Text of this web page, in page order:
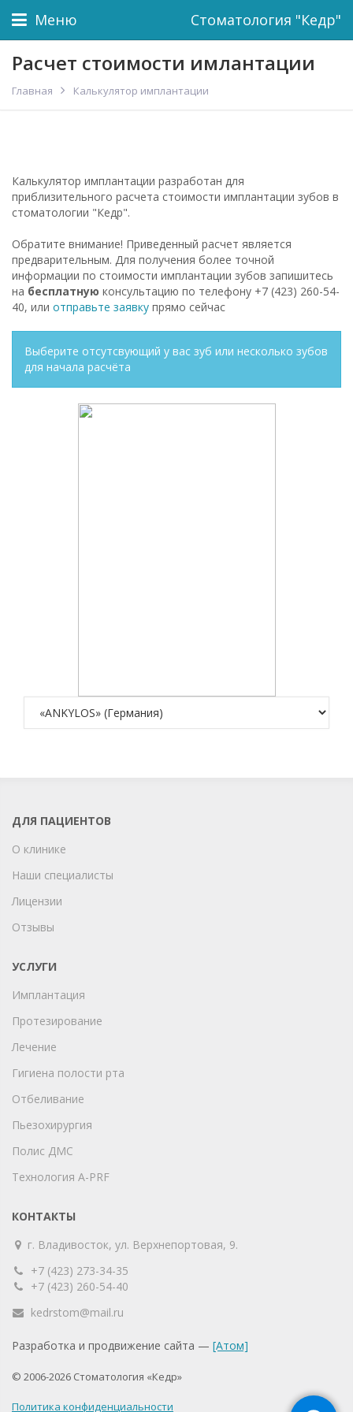
Меню Стоматология "Кедр"
Расчет стоимости имлантации
Главная Калькулятор имплантации
Калькулятор имплантации разработан для
приблизительного расчета стоимости имплантации зубов в
стоматологии "Кедр".
Обратите внимание! Приведенный расчет является
предварительным. Для получения более точной
информации по стоимости имплантации зубов запишитесь
на бесплатную консультацию по телефону +7 (423) 260-54-
40, или отправьте заявку прямо сейчас
Выберите отсутсвующий у вас зуб или несколько зубов
для начала расчёта
ДЛЯ ПАЦИЕНТОВ
О клинике
Наши специалисты
Лицензии
Отзывы
УСЛУГИ
Имплантация
Протезирование
Лечение
Гигиена полости рта
Отбеливание
Пьезохирургия
Полис ДМС
Технология A-PRF
КОНТАКТЫ
г. Владивосток, ул. Верхнепортовая, 9.
+7 (423) 273-34-35
+7 (423) 260-54-40
kedrstom@mail.ru
Разработка и продвижение сайта — [Атом]
© 2006-2026 Стоматология «Кедр»
Политика конфиденциальности